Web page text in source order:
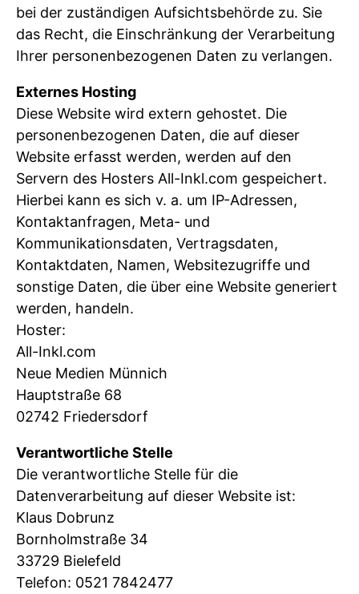
bei der zuständigen Aufsichtsbehörde zu. Sie
das Recht, die Einschränkung der Verarbeitung
Ihrer personenbezogenen Daten zu verlangen.
Externes Hosting
Diese Website wird extern gehostet. Die
personenbezogenen Daten, die auf dieser
Website erfasst werden, werden auf den
Servern des Hosters All-Inkl.com gespeichert.
Hierbei kann es sich v. a. um IP-Adressen,
Kontaktanfragen, Meta- und
Kommunikationsdaten, Vertragsdaten,
Kontaktdaten, Namen, Websitezugriffe und
sonstige Daten, die über eine Website generiert
werden, handeln.
Hoster:
All-Inkl.com
Neue Medien Münnich
Hauptstraße 68
02742 Friedersdorf
Verantwortliche Stelle
Die verantwortliche Stelle für die
Datenverarbeitung auf dieser Website ist:
Klaus Dobrunz
Bornholmstraße 34
33729 Bielefeld
Telefon: 0521 7842477